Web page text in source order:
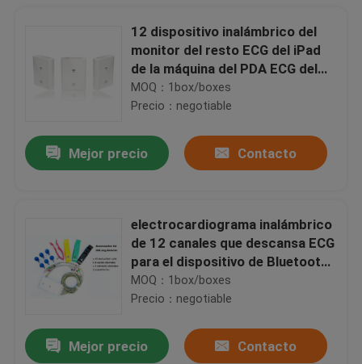
12 dispositivo inalámbrico del
monitor del resto ECG del iPad
de la máquina del PDA ECG del
canal
MOQ：1box/boxes
Precio：negotiable
Mejor precio Contacto
electrocardiograma inalámbrico
de 12 canales que descansa ECG
para el dispositivo de Bluetooth
del ecg del IOS
MOQ：1box/boxes
Precio：negotiable
Mejor precio Contacto